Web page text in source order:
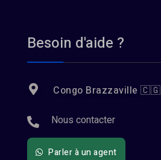
Besoin d'aide ?
Congo Brazzaville 🇨🇬
Nous contacter
Parler à un agent